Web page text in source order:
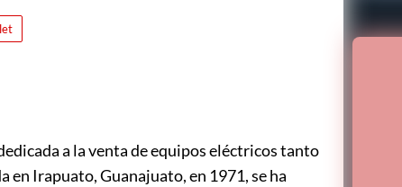
a la venta de equipos eléctricos tanto
en Irapuato, Guanajuato, en 1971, se ha